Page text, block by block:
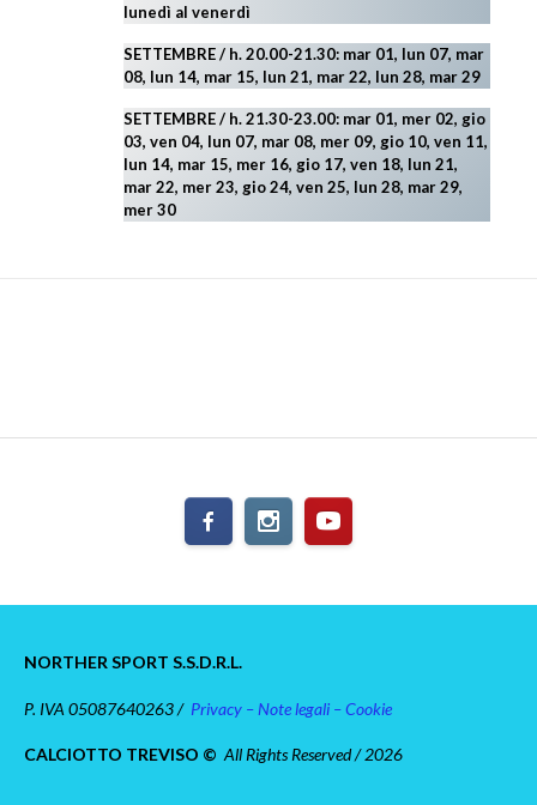
lunedì al venerdì
SETTEMBRE / h. 20.00-21.30: mar 01, lun 07, mar
08, lun 14, mar 15, lun 21, mar 22, lun 28, mar 29
SETTEMBRE / h. 21.30-23.00: mar 01, mer 02, gio
03, ven 04, lun 07, mar 08, mer 09, gio 10, ven 11,
lun 14, mar 15, mer 16, gio 17, ven 18, lun 21,
mar 22, mer 23, gio 24, ven 25, lun 28, mar 29,
mer 30
NORTHER SPORT S.S.D.R.L.
P. IVA 05087640263 / Privacy – Note legali – Cookie
CALCIOTTO TREVISO © All Rights Reserved / 2026